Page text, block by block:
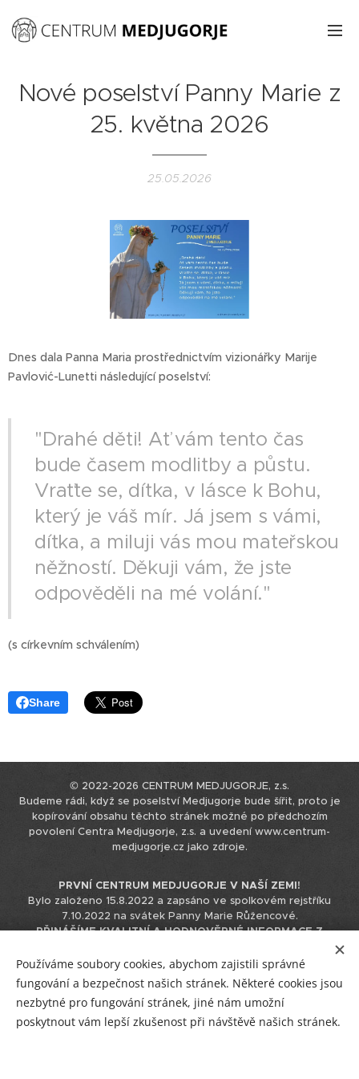
Nové poselství Panny Marie z
25. května 2026
25.05.2026
Dnes dala Panna Maria prostřednictvím vizionářky Marije
Pavlović-Lunetti následující poselství:
"Drahé děti! Ať vám tento čas
bude časem modlitby a půstu.
Vraťte se, dítka, v lásce k Bohu,
který je váš mír. Já jsem s vámi,
dítka, a miluji vás mou mateřskou
něžností. Děkuji vám, že jste
odpověděli na mé volání."
(s církevním schválením)
Share
© 2022-2026 CENTRUM MEDJUGORJE, z.s.
Budeme rádi, když se poselství Medjugorje bude šířit, proto je
kopírování obsahu těchto stránek možné po předchozím
povolení Centra Medjugorje, z.s. a uvedení www.centrum-
medjugorje.cz jako zdroje.
PRVNÍ CENTRUM MEDJUGORJE V NAŠÍ ZEMI!
Bylo založeno 15.8.2022 a zapsáno ve spolkovém rejstříku
7.10.2022 na svátek Panny Marie Růžencové.
PŘINÁŠÍME KVALITNÍ A HODNOVĚRNÉ INFORMACE Z
Tyto informace čerpáme přímo z originálního
zdroje v chorvatštině, nepoužíváme k tomu podklady již
přeložené do jiných jazyků, čímž eliminujeme možnost zkreslení
informace při překládání překladu.
IČO 17544866 / +420 723 230 310 / info@centrum-medjugorje.cz
Facebook/Instagram /YouTube
Používáme soubory cookies, abychom zajistili správné
fungování a bezpečnost našich stránek. Některé cookies jsou
nezbytné pro fungování stránek, jiné nám umožní
poskytnout vám lepší zkušenost při návštěvě našich stránek.